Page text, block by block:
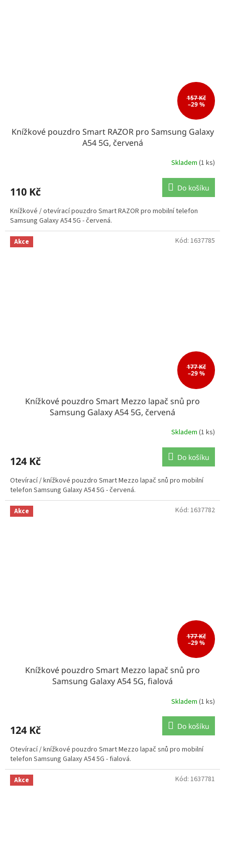
157 Kč
–29 %
Knížkové pouzdro Smart RAZOR pro Samsung Galaxy
A54 5G, červená
Skladem (1 ks)
110 Kč Do košíku
Knížkové / otevírací pouzdro Smart RAZOR pro mobilní telefon
Samsung Galaxy A54 5G - červená.
Akce
177 Kč
–29 %
Knížkové pouzdro Smart Mezzo lapač snů pro
Samsung Galaxy A54 5G, červená
Skladem (1 ks)
124 Kč Do košíku
Otevírací / knížkové pouzdro Smart Mezzo lapač snů pro mobilní
telefon Samsung Galaxy A54 5G - červená.
Kód: 1637785
Akce
177 Kč
–29 %
Knížkové pouzdro Smart Mezzo lapač snů pro
Samsung Galaxy A54 5G, fialová
Skladem (1 ks)
124 Kč Do košíku
Otevírací / knížkové pouzdro Smart Mezzo lapač snů pro mobilní
telefon Samsung Galaxy A54 5G - fialová.
Kód: 1637782
Akce Kód: 1637781